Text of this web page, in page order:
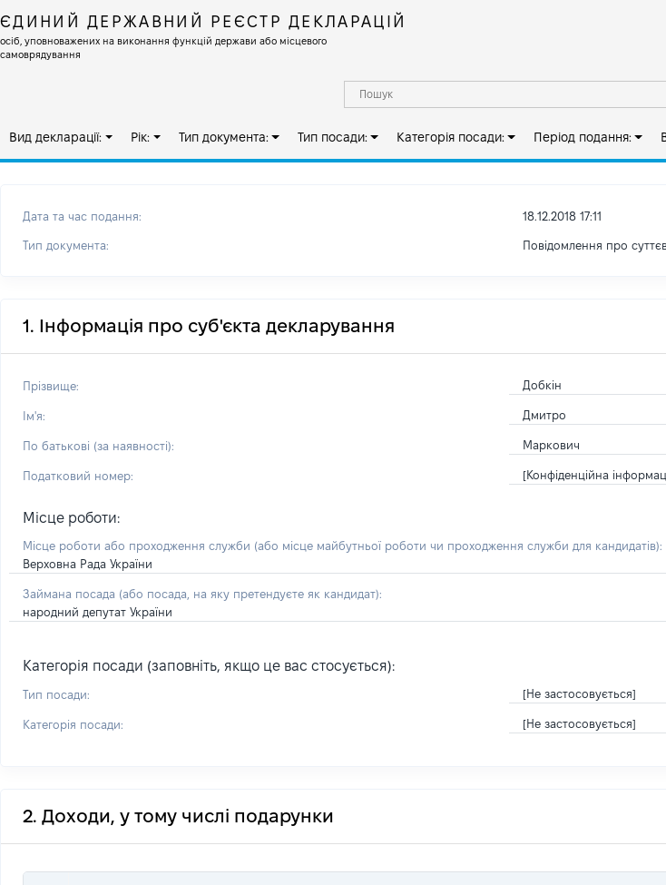
ЄДИНИЙ ДЕРЖАВНИЙ РЕЄСТР ДЕКЛАРАЦІЙ
осіб, уповноважених на виконання функцій держави або місцевого
самоврядування
Вид декларації: Рік: Тип документа: Тип посади: Категорія посади: Період подання:
Дата та час подання: 18.12.2018 17:11
Тип документа: Повідомлення про
1. Інформація про суб'єкта декларування
Прізвище: Добкін
Ім'я: Дмитро
По батькові (за наявності): Маркович
Податковий номер: [Конфіденційна
Місце роботи:
Місце роботи або проходження служби (або місце майбутньої роботи чи проходження служби для кандидатів):
Верховна Рада України
Займана посада (або посада, на яку претендуєте як кандидат):
народний депутат України
Категорія посади (заповніть, якщо це вас стосується):
Тип посади: [Не застосовується]
Категорія посади: [Не застосовується]
2. Доходи, у тому числі подарунки